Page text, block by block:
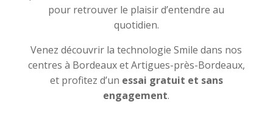
pour retrouver le plaisir d’entendre au
quotidien.
Venez découvrir la technologie Smile dans nos
centres à Bordeaux et Artigues-près-Bordeaux,
et profitez d’un essai gratuit et sans
engagement.